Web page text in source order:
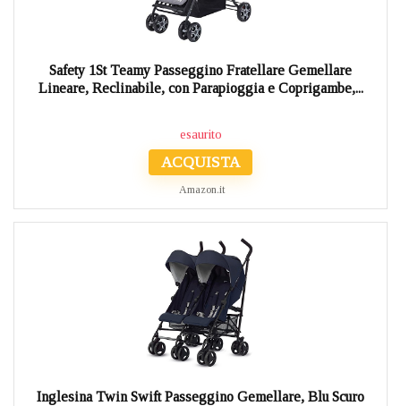
Safety 1St Teamy Passeggino Fratellare Gemellare
Lineare, Reclinabile, con Parapioggia e Coprigambe,...
esaurito
ACQUISTA
Amazon.it
Inglesina Twin Swift Passeggino Gemellare, Blu Scuro